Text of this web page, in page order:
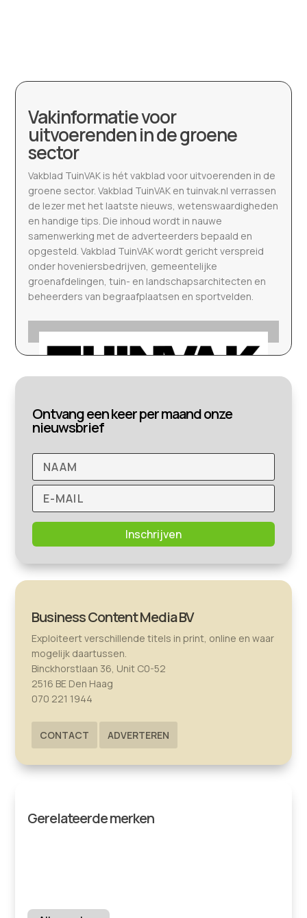
Vakinformatie voor
uitvoerenden in de groene
sector
Vakblad TuinVAK is hét vakblad voor uitvoerenden in de
groene sector. Vakblad TuinVAK en tuinvak.nl verrassen
de lezer met het laatste nieuws, wetenswaardigheden
en handige tips. Die inhoud wordt in nauwe
samenwerking met de adverteerders bepaald en
opgesteld. Vakblad TuinVAK wordt gericht verspreid
onder hoveniersbedrijven, gemeentelijke
groenafdelingen, tuin- en landschapsarchitecten en
beheerders van begraafplaatsen en sportvelden.
Ontvang een keer per maand onze
nieuwsbrief
Inschrijven
Business Content Media BV
Exploiteert verschillende titels in print, online en waar
mogelijk daartussen.
Binckhorstlaan 36, Unit C0-52
2516 BE Den Haag
070 221 1944
CONTACT ADVERTEREN
Gerelateerde merken